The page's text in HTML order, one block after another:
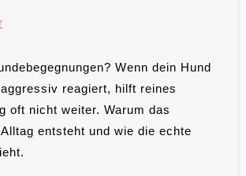
Wenn dein Hund
reagiert, hilft reines
oft nicht weiter. Warum das
entsteht und wie die echte